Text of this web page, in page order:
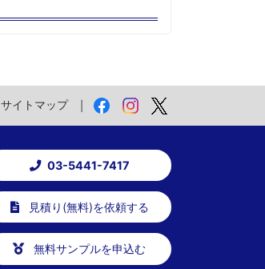
サイトマップ
03-5441-7417
見積り(無料)を依頼する
無料サンプルを申込む